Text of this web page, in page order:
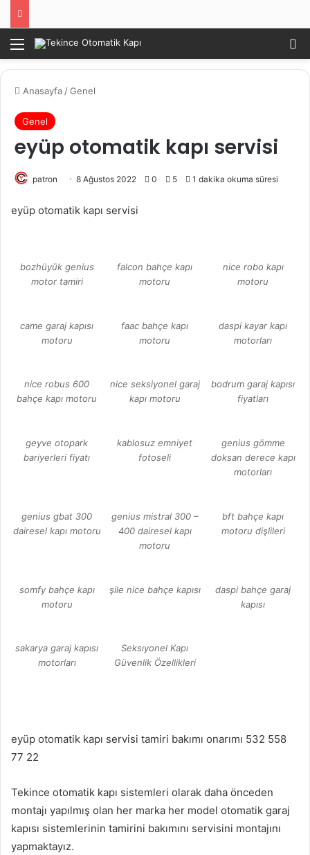
Menü
Anasayfa /Genel
Genel
eyüp otomatik kapı servisi
patron 8 Ağustos 2022 0 5 1 dakika okuma süresi
eyüp otomatik kapı servisi
bozhüyük genius
motor tamiri
falcon bahçe kapı
motoru
nice robo kapı
motoru
came garaj kapısı
motoru
faac bahçe kapı
motoru
daspi kayar kapı
motorları
nice robus 600
bahçe kapı motoru
nice seksiyonel garaj
kapı motoru
bodrum garaj kapısı
fiyatları
geyve otopark
bariyerleri fiyatı
kablosuz emniyet
fotoseli
genius gömme
doksan derece kapı
motorları
genius gbat 300
dairesel kapı motoru
genius mistral 300 –
400 dairesel kapı
motoru
bft bahçe kapı
motoru dişlileri
somfy bahçe kapı
motoru
şile nice bahçe kapısı
daspi bahçe garaj
kapısı
sakarya garaj kapısı
motorları
Seksıyonel Kapı
Güvenlik Özellikleri
eyüp otomatik kapı servisi tamiri bakımı onarımı 532 558
77 22
Tekince otomatik kapı sistemleri olarak daha önceden
montajı yapılmış olan her marka her model otomatik garaj
kapısı sistemlerinin tamirini bakımını servisini montajını
yapmaktayız.